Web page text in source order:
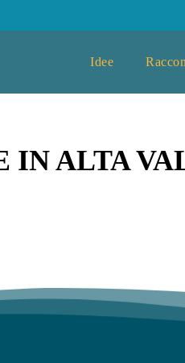
Idee
IN ALTA